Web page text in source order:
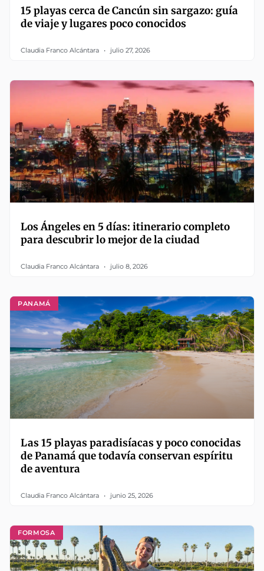
15 playas cerca de Cancún sin sargazo: guía
de viaje y lugares poco conocidos
Claudia Franco Alcántara julio 27, 2026
Los Ángeles en 5 días: itinerario completo
para descubrir lo mejor de la ciudad
Claudia Franco Alcántara julio 8, 2026
PANAMÁ
Las 15 playas paradisíacas y poco conocidas
de Panamá que todavía conservan espíritu
de aventura
Claudia Franco Alcántara junio 25, 2026
FORMOSA